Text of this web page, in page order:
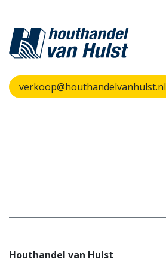
verkoop@houthandelvanhulst.nl
Houthandel van Hulst